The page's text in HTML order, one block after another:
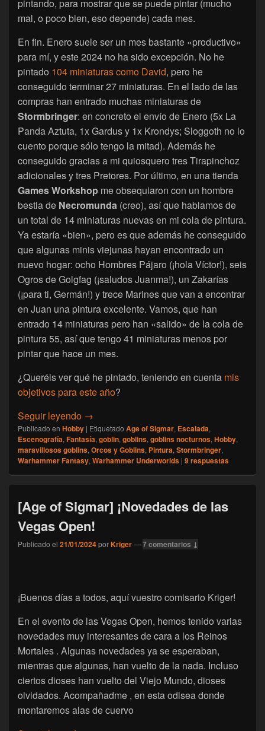
pintando, para mostrar que se puede pintar (mucho
mal, o poco bien, eso depende) cada mes.
En fin. Enero suele ser un mes bastante «productivo»
para mí, y este 2024 no ha sido excepción. No he
pintado 104 miniaturas como David, pero he
conseguido terminar 27 miniaturas. En el lado de las
compras han entrado muchas miniaturas de
Stormbringer: en concreto el envío de Enero (5x La
Panda Aztuta, 1x Gardus y 1x Krondys; Sloggoth no lo
cuento porque sólo tengo la mitad). Además he
conseguido gracias a mi quiosquero tres Tirapinchoz
adicionales y tres Pretores. Por último, en una tienda
Games Workshop me obsequiaron con un hombre
bestia de Necromunda (creo), así que hablamos de
un total de 14 miniaturas nuevas en mi cola de pintura.
Ya estaría «bien», pero es que además he conseguido
que algunas minis viejunas hayan encontrado un
nuevo hogar: ocho Hombres Pájaro (¡hola Víctor!), seis
Ogros de Golgfag (¡saludos Juanma!), un Zakarías
(¡para ti, Germán!) y trece Marines que van a encontrar
en Juan una pintura excelente. Vamos, que han
entrado 14 miniaturas pero han «salido» de la cola de
pintura 55, así que tengo 41 miniaturas menos por
pintar que hace un mes.
¿Queréis ver qué he pintado, teniendo en cuenta mis
objetivos para este año?
Seguir leyendo [Escalada] Namarie, Enero 2024
→
Publicado en Hobby | Etiquetado Age of Sigmar, Escalada,
Escenografía, Fantasía, goblin, goblins, goblins nocturnos, Hobby,
maravillosos goblins, Orcos y Goblins, Pintura, Stormbringer,
Warhammer Fantasy, Warhammer Underworlds | 9respuestas
[Age of Sigmar] ¡Novedades de las
Vegas Open!
Publicado el 21/01/2024porKriger—7 comentarios ↓
¡Buenos días a todos, aquí vuestro comisario Kriger!
En el evento de las Vegas Open, hemos tenido varias
novedades muy interesantes de cara a los Reinos
Mortales . Algunas novedades ya se esperaban,
mientras que algunas, han vuelto de la nada. Incluso
ciertos dioses han vuelto del Viejo Mundo, dioses
olvidados. Acompañadme , en esta odisea donde
montaremos alas de cuervo